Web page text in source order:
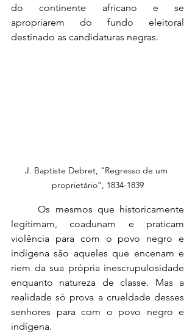
do continente africano e se
apropriarem do fundo eleitoral
destinado as candidaturas negras.
J. Baptiste Debret, “Regresso de um
proprietário”, 1834-1839
	Os mesmos que historicamente
legitimam, coadunam e praticam
violência para com o povo negro e
indígena são aqueles que encenam e
riem da sua própria inescrupulosidade
enquanto natureza de classe. Mas a
realidade só prova a crueldade desses
senhores para com o povo negro e
indígena.